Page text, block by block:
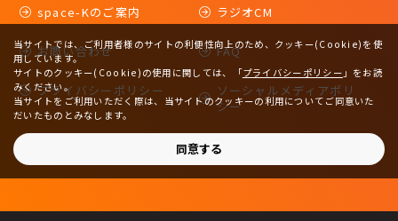
space-Kのご案内 ラジオCM
お問い合わせ FAQ
プライバシーポリシー
ソーシャルメディアポリ
シー
当サイトでは、ご利用者様のサイトの利便性向上のため、クッキー(Cookie)を使
用しています。
サイトのクッキー(Cookie)の使用に関しては、
「プライバシーポリシー 」をお読
みください。
当サイトをご利用いただく際は、当サイトのクッキーの利用についてご同意いた
だいたものとみなします。
同意する